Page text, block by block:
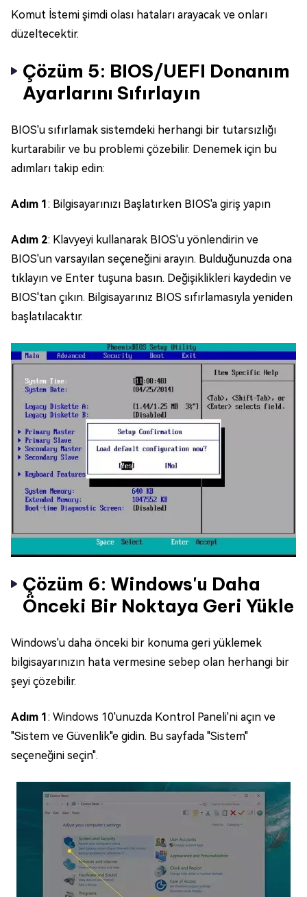
Komut İstemi şimdi olası hataları arayacak ve onları
düzeltecektir.
Çözüm 5: BIOS/UEFI Donanım
Ayarlarını Sıfırlayın
BIOS'u sıfırlamak sistemdeki herhangi bir tutarsızlığı
kurtarabilir ve bu problemi çözebilir. Denemek için bu
adımları takip edin:
Adım 1: Bilgisayarınızı Başlatırken BIOS'a giriş yapın
Adım 2: Klavyeyi kullanarak BIOS'u yönlendirin ve
BIOS'un varsayılan seçeneğini arayın. Bulduğunuzda ona
tıklayın ve Enter tuşuna basın. Değişiklikleri kaydedin ve
BIOS'tan çıkın. Bilgisayarınız BIOS sıfırlamasıyla yeniden
başlatılacaktır.
Çözüm 6: Windows'u Daha
Önceki Bir Noktaya Geri Yükle
Windows'u daha önceki bir konuma geri yüklemek
bilgisayarınızın hata vermesine sebep olan herhangi bir
şeyi çözebilir.
Adım 1: Windows 10'unuzda Kontrol Paneli'ni açın ve
"Sistem ve Güvenlik"e gidin. Bu sayfada "Sistem"
seçeneğini seçin".